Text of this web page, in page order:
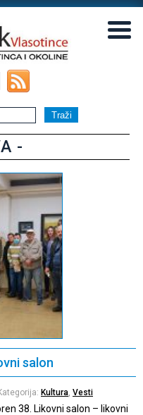
-
salon
Kultura, Vesti
38. Likovni salon – likovni